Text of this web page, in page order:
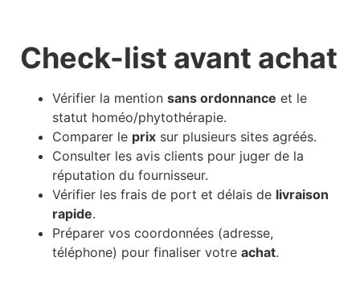
Check-list avant achat
Vérifier la mention sans ordonnance et le
statut homéo/phytothérapie.
Comparer le prix sur plusieurs sites agréés.
Consulter les avis clients pour juger de la
réputation du fournisseur.
Vérifier les frais de port et délais de livraison
rapide.
Préparer vos coordonnées (adresse,
téléphone) pour finaliser votre achat.